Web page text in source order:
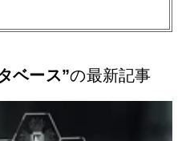
ベース”の最新記事